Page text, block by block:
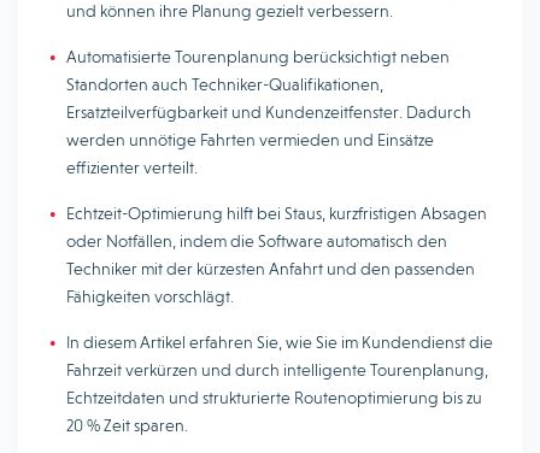
und können ihre Planung gezielt verbessern.
Automatisierte Tourenplanung berücksichtigt neben
Standorten auch Techniker-Qualifikationen,
Ersatzteilverfügbarkeit und Kundenzeitfenster. Dadurch
werden unnötige Fahrten vermieden und Einsätze
effizienter verteilt.
Echtzeit-Optimierung hilft bei Staus, kurzfristigen Absagen
oder Notfällen, indem die Software automatisch den
Techniker mit der kürzesten Anfahrt und den passenden
Fähigkeiten vorschlägt.
In diesem Artikel erfahren Sie, wie Sie im Kundendienst die
Fahrzeit verkürzen und durch intelligente Tourenplanung,
Echtzeitdaten und strukturierte Routenoptimierung bis zu
20 % Zeit sparen.